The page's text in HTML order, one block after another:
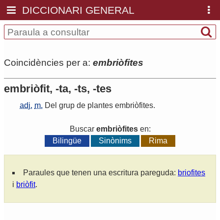
DICCIONARI GENERAL
Coincidències per a: embriòfites
embriòfit, -ta, -ts, -tes
adj. m. Del grup de plantes embriòfites.
Buscar embriòfitesen:
Bilingüe
Sinònims Rima
Paraules que tenen una escritura pareguda: briofites
i briòfit.